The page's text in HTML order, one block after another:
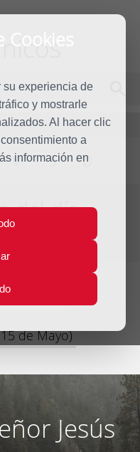
su experiencia de
y mostrarle
Al hacer clic
a
información en
V S D
del día
de Mayo)
Jesús